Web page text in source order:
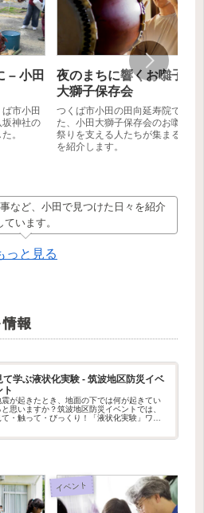
– 小田
市小田
坂神社の
。
夜のまちに響くお囃子 –
大獅子保存会
つくば市小田の田向延寿院で行わ
た、小田大獅子保存会のお囃子練
祭りを支える人たちが集まる夏の
を紹介します。
など、小田で見つけた日々を紹介
ています。
っと見る
報
て学ぶ液状化実験 - 筑波地区防災イベ
ト
震が起きたとき、地面の下では何が起きてい
と思いますか？筑波地区防災イベントでは、
て・触って・びっくり！「液状化実験」ワー
イベント